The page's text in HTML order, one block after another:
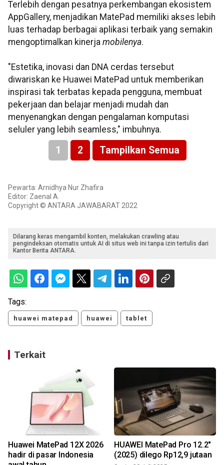
Terlebih dengan pesatnya perkembangan ekosistem
AppGallery, menjadikan MatePad memiliki akses lebih
luas terhadap berbagai aplikasi terbaik yang semakin
mengoptimalkan kinerja mobilenya.
"Estetika, inovasi dan DNA cerdas tersebut
diwariskan ke Huawei MatePad untuk memberikan
inspirasi tak terbatas kepada pengguna, membuat
pekerjaan dan belajar menjadi mudah dan
menyenangkan dengan pengalaman komputasi
seluler yang lebih seamless," imbuhnya.
1 2 Tampilkan Semua
Pewarta: Arnidhya Nur Zhafira
Editor: Zaenal A.
Copyright © ANTARA JAWABARAT 2022
Dilarang keras mengambil konten, melakukan crawling atau
pengindeksan otomatis untuk AI di situs web ini tanpa izin tertulis dari
Kantor Berita ANTARA.
Tags:
huawei matepad huawei tablet
Terkait
Huawei MatePad 12X 2026
hadir di pasar Indonesia
HUAWEI MatePad Pro 12.2"
(2025) dilego Rp12,9 jutaan